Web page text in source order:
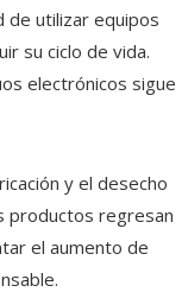
de utilizar equipos
su ciclo de vida.
electrónicos sigue
y el desecho
productos regresan
el aumento de